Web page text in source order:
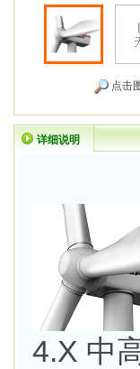
点击
详细说明
4.X 中